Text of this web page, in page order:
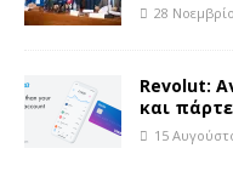
28
Revolut:
και
15